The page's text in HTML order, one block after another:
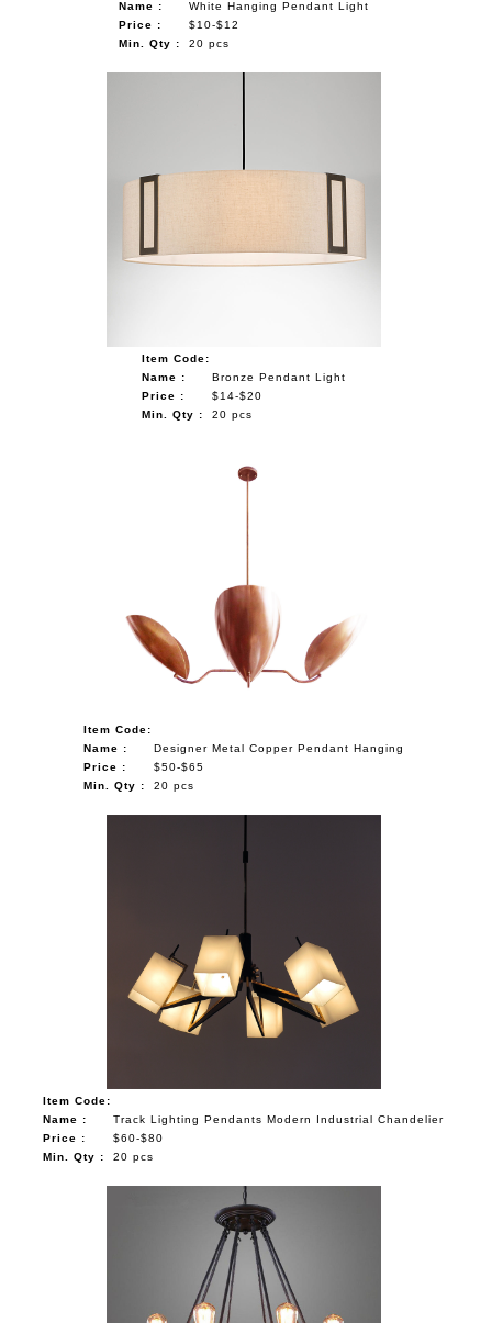
Name :
White Hanging Pendant Light
Price :
$10-$12
Min. Qty :
20 pcs
Item Code:
Name :
Bronze Pendant Light
Price :
$14-$20
Min. Qty :
20 pcs
Item Code:
Name :
Designer Metal Copper Pendant Hanging
Price :
$50-$65
Min. Qty :
20 pcs
Item Code:
Name :
Track Lighting Pendants Modern Industrial Chandelier
Price :
$60-$80
Min. Qty :
20 pcs